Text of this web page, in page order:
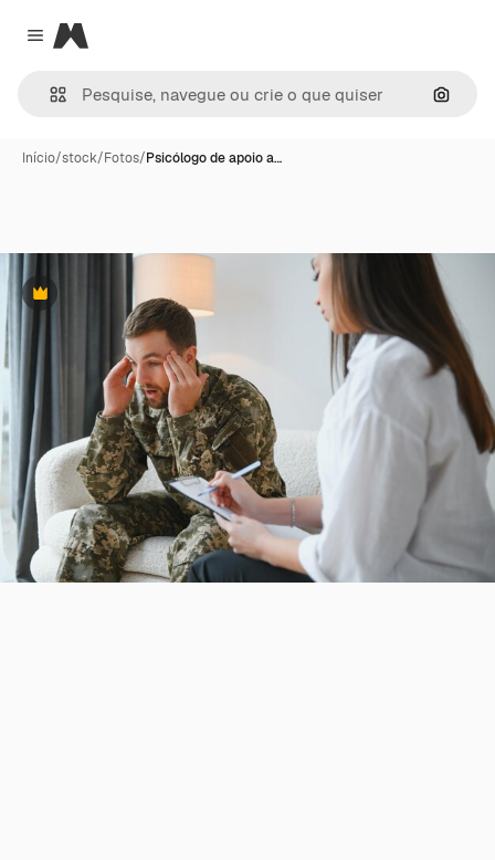
Close menu
Magnific
Início/stock/Fotos/Psicólogo de apoio a…
Premium